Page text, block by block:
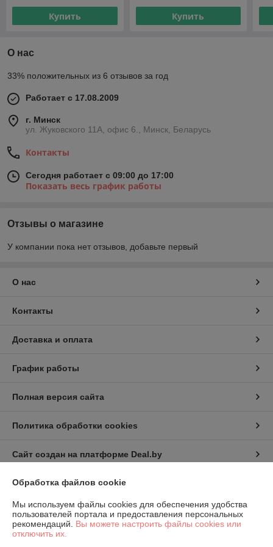
Купить Купить
О нас
33% положительных из 6 отзывов за год
Работает с 17.08.2009
г. Минск
ул. Жуковского 11А, офис 6., Минск, Беларусь
Контакты
Сегодня работает с 09:00 до 17:00
Показать весь график работы
Отзывы о магазине
У компании пока нет отзывов, добавьте первый
О нас
Контакты
Доставка и оплата
График работы
Полная версия сайта
Политика обработки cookies
Сайт создан на платформе Deal.by
Юридическое лицо:КИП-Эксперт ООО
220007, г. Минск, ул. Жуковского, 11А, пом. №6
Обработка файлов cookie
Мы используем файлы cookies для обеспечения удобства
пользователей портала и предоставления персональных
рекомендаций. Вы можете настроить файлы cookies или
отключить их.